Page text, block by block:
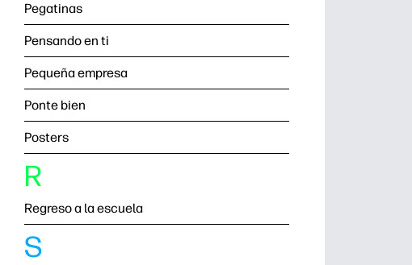
Pegatinas
Pensando en ti
Pequeña empresa
Ponte bien
Posters
R
Regreso a la escuela
S